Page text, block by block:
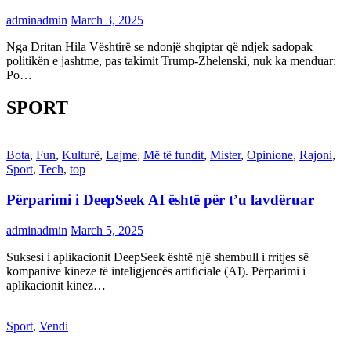
adminadmin March 3, 2025
Nga Dritan Hila Vështirë se ndonjë shqiptar që ndjek sadopak
politikën e jashtme, pas takimit Trump-Zhelenski, nuk ka menduar:
Po…
SPORT
Bota, Fun, Kulturë, Lajme, Më të fundit, Mister, Opinione, Rajoni,
Sport, Tech, top
Përparimi i DeepSeek AI është për t’u lavdëruar
adminadmin March 5, 2025
Suksesi i aplikacionit DeepSeek është një shembull i rritjes së
kompanive kineze të inteligjencës artificiale (AI). Përparimi i
aplikacionit kinez…
Sport, Vendi